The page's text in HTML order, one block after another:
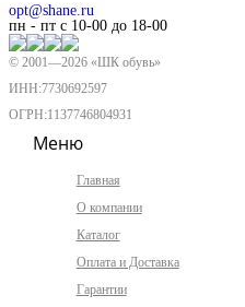
opt@shane.ru
пн - пт с 10-00 до 18-00
© 2001—2026 «ШК обувь»
ИНН:7730692597
ОГРН:1137746804931
Меню
Главная
О компании
Каталог
Оплата и Доставка
Гарантии